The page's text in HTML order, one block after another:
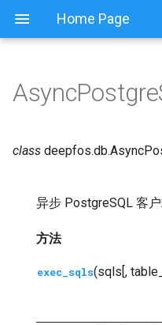
Home Page
显示源代码
class deepfos.db.
异步 PostgreSQL 客
方法
exec_sqls(sqls[,